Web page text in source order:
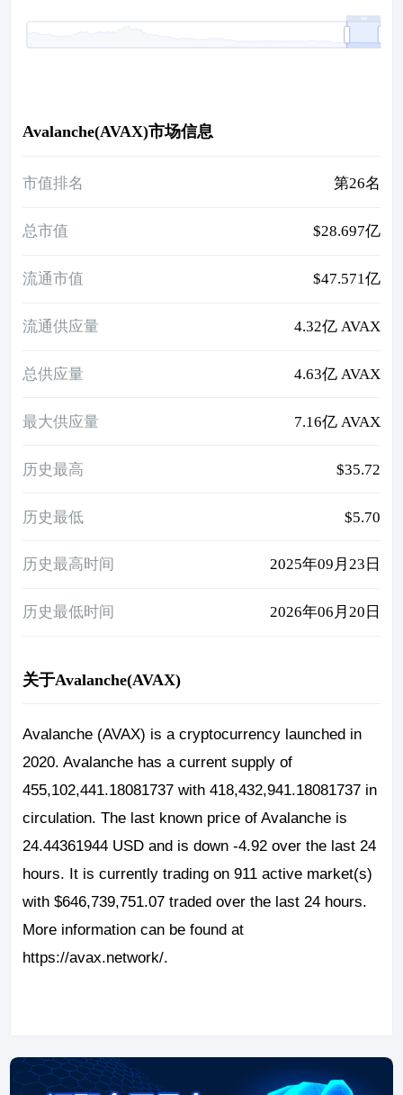
Avalanche(AVAX)市场信息
市值排名 第26名
总市值 $28.697亿
流通市值 $47.571亿
流通供应量 4.32亿 AVAX
总供应量 4.63亿 AVAX
最大供应量 7.16亿 AVAX
历史最高 $35.72
历史最低 $5.70
历史最高时间 2025年09月23日
历史最低时间 2026年06月20日
关于Avalanche(AVAX)
Avalanche (AVAX) is a cryptocurrency launched in
2020. Avalanche has a current supply of
455,102,441.18081737 with 418,432,941.18081737 in
circulation. The last known price of Avalanche is
24.44361944 USD and is down -4.92 over the last 24
hours. It is currently trading on 911 active market(s)
with $646,739,751.07 traded over the last 24 hours.
More information can be found at
https://avax.network/.